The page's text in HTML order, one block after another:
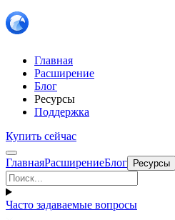
Главная
Расширение
Блог
Ресурсы
Поддержка
Купить сейчас
ГлавнаяРасширениеБлог Ресурсы
Часто задаваемые вопросы